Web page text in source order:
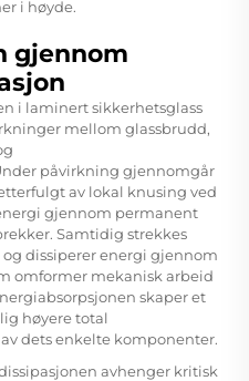
i høyde.
gjennom
i laminert sikkerhetsglass
mellom glassbrudd,
påvirkning gjennomgår
av lokal knusing ved
gjennom permanent
Samtidig strekkes
dissiperer energi gjennom
omformer mekanisk arbeid
skaper et
høyere total
dets enkelte komponenter.
avhenger kritisk